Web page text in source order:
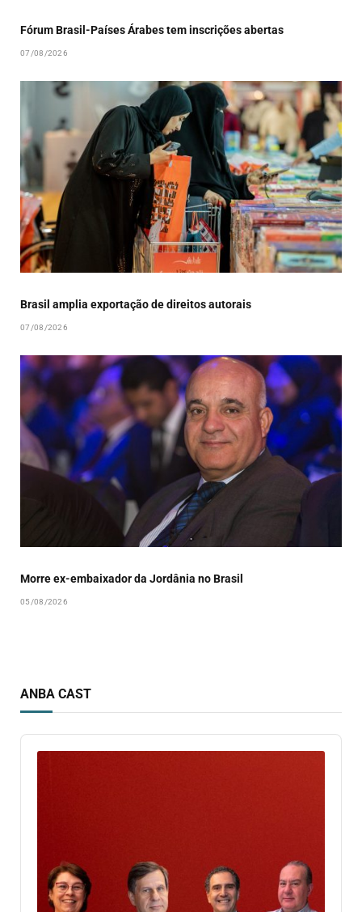
Fórum Brasil-Países Árabes tem inscrições abertas
07/08/2026
Brasil amplia exportação de direitos autorais
07/08/2026
Morre ex-embaixador da Jordânia no Brasil
05/08/2026
ANBA CAST
Audio
Player